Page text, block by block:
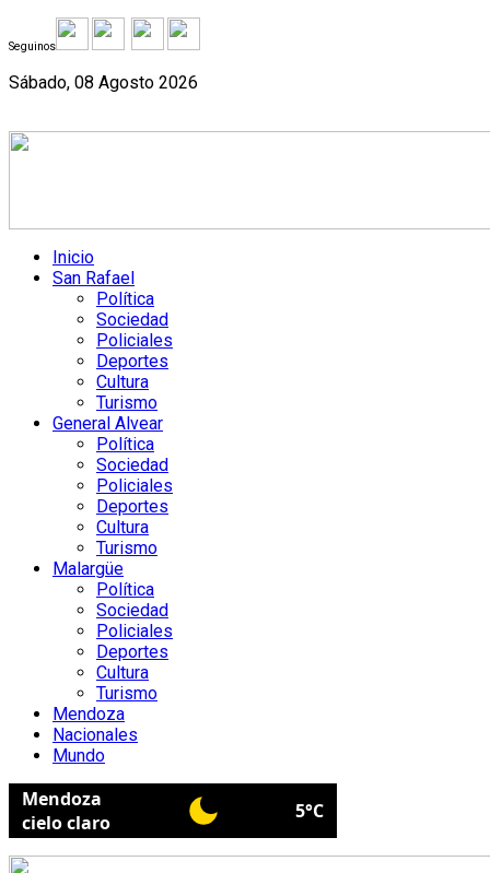
Seguinos
Sábado, 08 Agosto 2026
Inicio
San Rafael
Política
Sociedad
Policiales
Deportes
Cultura
Turismo
General Alvear
Política
Sociedad
Policiales
Deportes
Cultura
Turismo
Malargüe
Política
Sociedad
Policiales
Deportes
Cultura
Turismo
Mendoza
Nacionales
Mundo
Mendoza
cielo claro
5°C